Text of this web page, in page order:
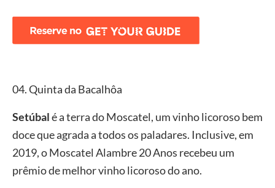
04. Quinta da Bacalhôa
Setúbalé a terra do Moscatel, um vinho licoroso bem
doce que agrada a todos os paladares. Inclusive, em
2019, o Moscatel Alambre 20 Anos recebeu um
prêmio de melhor vinho licoroso do ano.